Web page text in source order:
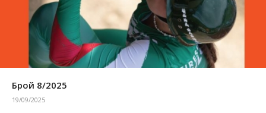
Брой 8/2025
19/09/2025